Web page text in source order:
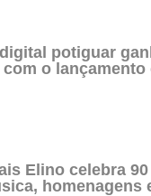
potiguar
o lançamento
Elino celebra
homenagens